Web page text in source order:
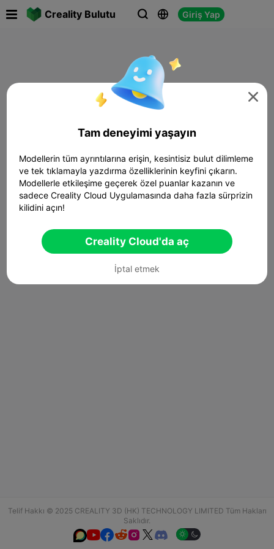
Creality Bulutu   Giriş Yap
Telif Hakkı © 2025 CREALITY 3D (HK) TECHNOLOGY LIMITED Tüm Hakları
Saklıdır.
  

Tam deneyimi yaşayın
Modellerin tüm ayrıntılarına erişin, kesintisiz bulut dilimleme
ve tek tıklamayla yazdırma özelliklerinin keyfini çıkarın.
Modellerle etkileşime geçerek özel puanlar kazanın ve
sadece Creality Cloud Uygulamasında daha fazla sürprizin
kilidini açın!
Creality Cloud'da aç
İptal etmek